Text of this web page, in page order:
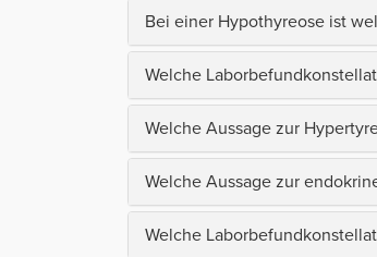
Bei einer Hypothyreose ist
Welche
Welche Aussage zur
Welche Aussage zur
Welche